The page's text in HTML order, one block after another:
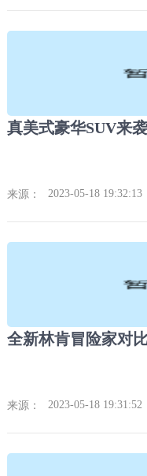
真美式豪华SUV来
来源： 2023-05-18 19:32:13
全新林肯冒险家对
来源： 2023-05-18 19:31:52